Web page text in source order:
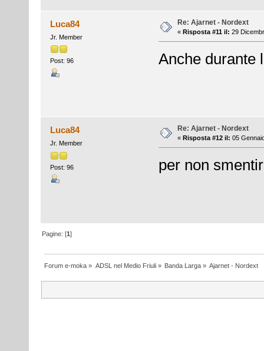
Luca84
Jr. Member
Post: 96
Re: Ajarnet - Nordext
« Risposta #11 il: 29
Anche durante
Luca84
Jr. Member
Post: 96
Re: Ajarnet - Nordext
« Risposta #12 il: 05
per non
Pagine: [1]
Forum e-moka » ADSL nel Medio Friuli» Banda Larga» Ajarnet - Nordext